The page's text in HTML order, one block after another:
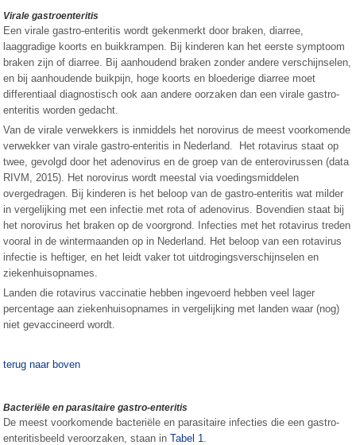
Virale gastroenteritis
Een virale gastro-enteritis wordt gekenmerkt door braken, diarree,
laaggradige koorts en buikkrampen. Bij kinderen kan het eerste symptoom
braken zijn of diarree. Bij aanhoudend braken zonder andere verschijnselen,
en bij aanhoudende buikpijn, hoge koorts en bloederige diarree moet
differentiaal diagnostisch ook aan andere oorzaken dan een virale gastro-
enteritis worden gedacht.
Van de virale verwekkers is inmiddels het norovirus de meest voorkomende
verwekker van virale gastro-enteritis in Nederland. Het rotavirus staat op
twee, gevolgd door het adenovirus en de groep van de enterovirussen (data
RIVM, 2015). Het norovirus wordt meestal via voedingsmiddelen
overgedragen. Bij kinderen is het beloop van de gastro-enteritis wat milder
in vergelijking met een infectie met rota of adenovirus. Bovendien staat bij
het norovirus het braken op de voorgrond. Infecties met het rotavirus treden
vooral in de wintermaanden op in Nederland. Het beloop van een rotavirus
infectie is heftiger, en het leidt vaker tot uitdrogingsverschijnselen en
ziekenhuisopnames.
Landen die rotavirus vaccinatie hebben ingevoerd hebben veel lager
percentage aan ziekenhuisopnames in vergelijking met landen waar (nog)
niet gevaccineerd wordt.
terug naar boven
Bacteriële en parasitaire gastro-enteritis
De meest voorkomende bacteriële en parasitaire infecties die een gastro-
enteritisbeeld veroorzaken, staan inTabel 1.